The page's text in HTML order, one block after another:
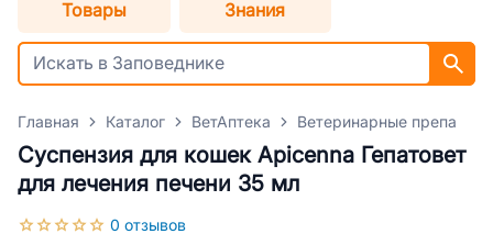
Товары Знания
Главная Каталог ВетАптека Ветеринарные
Суспензия для кошек Apicenna Гепатовет
для лечения печени 35 мл
0 отзывов